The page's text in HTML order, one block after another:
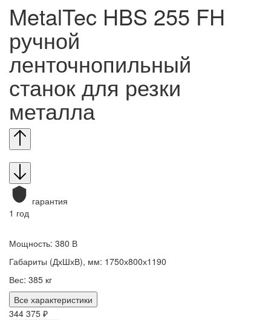
MetalTec HBS 255 FH
ручной
ленточнопильный
станок для резки
металла
гарантия
1 год
Мощность: 380 В
Габариты (ДхШхВ), мм: 1750х800х1190
Вес: 385 кг
Все характеристики
344 375 ₽